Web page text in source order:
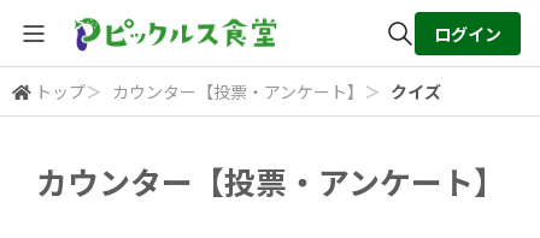
全体検索
検索
ログイン
トップ＞ カウンター【投票・アンケート】 ＞ クイズ
カウンター【投票・アンケート】